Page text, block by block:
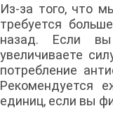
Из-за того, что
требуется
назад. Если вы
увеличиваете
потребление
Рекомендуется
единиц, если вы